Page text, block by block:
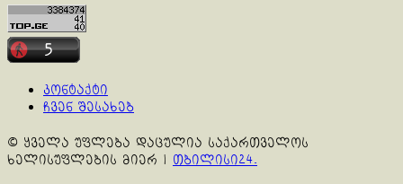
კონტაქტი
ჩვენ შესახებ
© ყველა უფლება დაცულია საქართველოს
ხელისუფლების მიერ | თბილისი24.